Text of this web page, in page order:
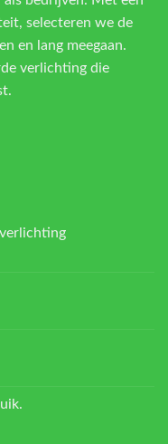
selecteren we de
en lang meegaan.
verlichting die